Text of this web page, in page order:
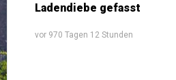
Ladendiebe gefasst
vor 970 Tagen 12 Stunden